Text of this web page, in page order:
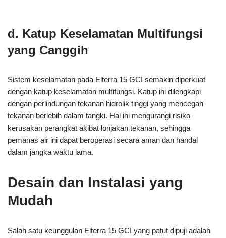
d. Katup Keselamatan Multifungsi
yang Canggih
Sistem keselamatan pada Elterra 15 GCI semakin diperkuat
dengan katup keselamatan multifungsi. Katup ini dilengkapi
dengan perlindungan tekanan hidrolik tinggi yang mencegah
tekanan berlebih dalam tangki. Hal ini mengurangi risiko
kerusakan perangkat akibat lonjakan tekanan, sehingga
pemanas air ini dapat beroperasi secara aman dan handal
dalam jangka waktu lama.
Desain dan Instalasi yang
Mudah
Salah satu keunggulan Elterra 15 GCI yang patut dipuji adalah